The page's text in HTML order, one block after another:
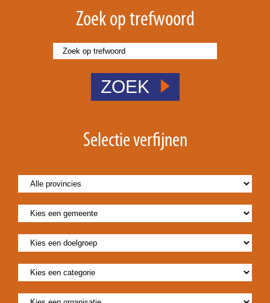
Zoek op trefwoord
ZOEK
Selectie verfijnen